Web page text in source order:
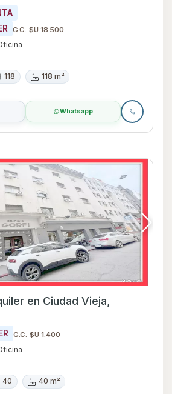
G.C. $U 18.500
118 118 m²
Whatsapp
Vieja,
G.C. $U 1.400
40 40 m²